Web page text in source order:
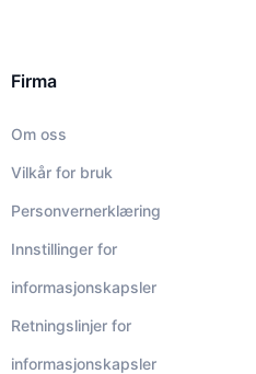
Firma
Om oss
Vilkår for bruk
Personvernerklæring
Innstillinger for
informasjonskapsler
Retningslinjer for
informasjonskapsler